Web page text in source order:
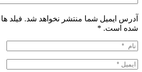
آدرس ایمیل شما منتشر نخواهد شد.
شده است. *